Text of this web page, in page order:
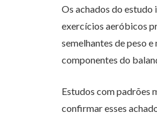
Os achados do estudo
exercícios aeróbicos
semelhantes de peso
componentes do
Estudos com padrões
confirmar esses